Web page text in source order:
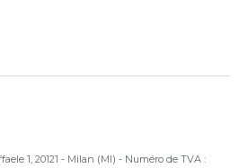
1, 20121 - Milan (MI) - Numéro de TVA :